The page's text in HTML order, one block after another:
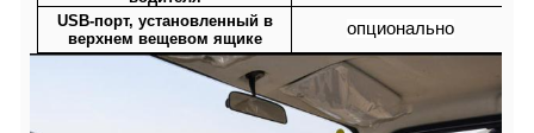
USB-порт, установленный в
верхнем вещевом ящике
опционально